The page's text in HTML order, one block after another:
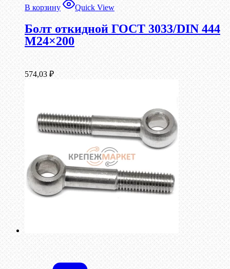
В корзину Quick View
Болт откидной ГОСТ 3033/DIN 444
М24×200
574,03 ₽